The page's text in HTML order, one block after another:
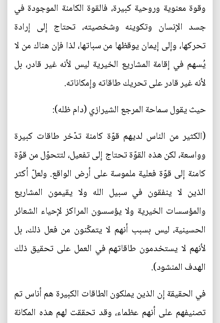
وقوة معنوية وروحية كبيرة، فالقوة الكامنة الموجودة في
جسد الإنسان وتكوينه وشخصيته، تحتاج إلى إرادة
تحركها، وإلى إيمان يوقظها من سباتها، لذا فإن هناك من لا
يُسهم في إقامة المشاريع الخيرية ليس لأنه غير قادر، بل
لأنه غير قادر على تحريك طاقاته وإمكاناته.
حيث يقول سماحة المرجع الشيرازي (دام ظله):
(الكثير من الناس لديهم قوّة كامنة تدّخر طاقات كبيرة
وواسعة، لكن هذه القوّة تحتاج إلى تفعيل، لتتحوّل من قوّة
كامنة إلى قوّة فعلية ملموسة على أرض الواقع. ولعلّ أكثر
الذين لا ينفقون في سبيل الله ولا يقيمون المشاريع
والمؤسسات الخيرية ولا يؤسسون المراكز لإحياء الشعائر
الحسينية، ليس بسبب أنهم لا يتمكّنون من فعل ذلك، بل
لأنهم لا يستخدمون طاقاتهم في العمل على تحقيق ذلك
الهدف المنشود).
في الحقيقة إن الذين يملكون الطاقات الكبيرة هم أناس تم
تصنيفهم على أنهم عظماء، وقد تحققت لهم هذه المكانة